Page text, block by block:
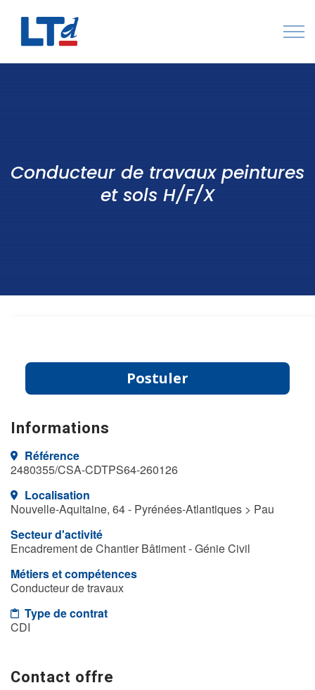
Contactez-nous
Conducteur de travaux peintures
et sols H/F/X
Postuler
Informations
Référence
2480355/CSA-CDTPS64-260126
Localisation
Nouvelle-Aquitaine, 64 - Pyrénées-Atlantiques > Pau
Secteur d'activité
Encadrement de Chantier Bâtiment - Génie Civil
Métiers et compétences
Conducteur de travaux
Type de contrat
CDI
Contact offre